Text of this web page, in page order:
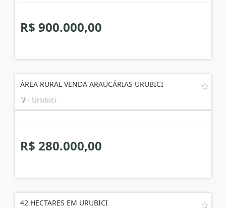
R$ 900.000,00
ÁREA RURAL VENDA ARAUCÁRIAS URUBICI
- Urubici
R$ 280.000,00
42 HECTARES EM URUBICI